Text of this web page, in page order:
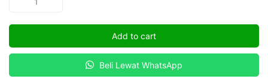
Factor
Kaliber
Add to cart
Beli Lewat WhatsApp